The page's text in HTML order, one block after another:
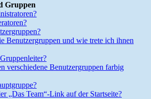
Gruppen
Benutzergruppen und wie trete ich ihnen
verschiedene Benutzergruppen farbig
„Das Team“-Link auf der Startseite?